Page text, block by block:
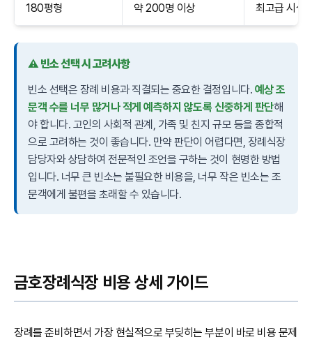
180평형 약 200명 이상 최고급 시설,
⚠️ 빈소 선택 시 고려사항
빈소 선택은 장례 비용과 직결되는 중요한 결정입니다. 예상 조
문객 수를 너무 많거나 적게 예측하지 않도록 신중하게 판단해
야 합니다. 고인의 사회적 관계, 가족 및 친지 규모 등을 종합적
으로 고려하는 것이 좋습니다. 만약 판단이 어렵다면, 장례식장
담당자와 상담하여 전문적인 조언을 구하는 것이 현명한 방법
입니다. 너무 큰 빈소는 불필요한 비용을, 너무 작은 빈소는 조
문객에게 불편을 초래할 수 있습니다.
금호장례식장 비용 상세 가이드
장례를 준비하면서 가장 현실적으로 부딪히는 부분이 바로 비용 문제